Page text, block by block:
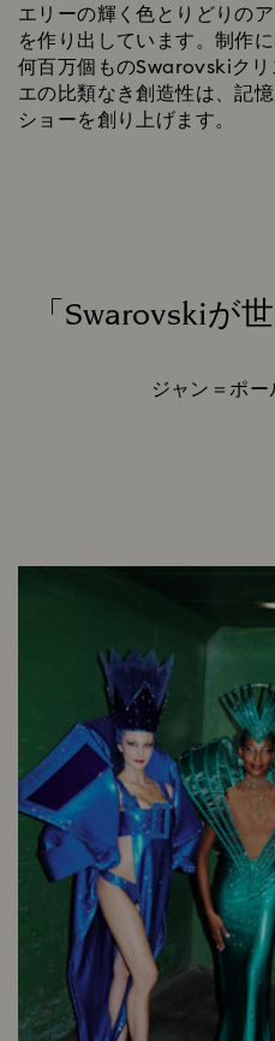
エリーの輝く色とりどりの
を作り出しています。制作
何百万個ものSwarovskiク
エの比類なき創造性は、記
ショーを創り上げます。
「Swarovskiが
ジャン＝ポ